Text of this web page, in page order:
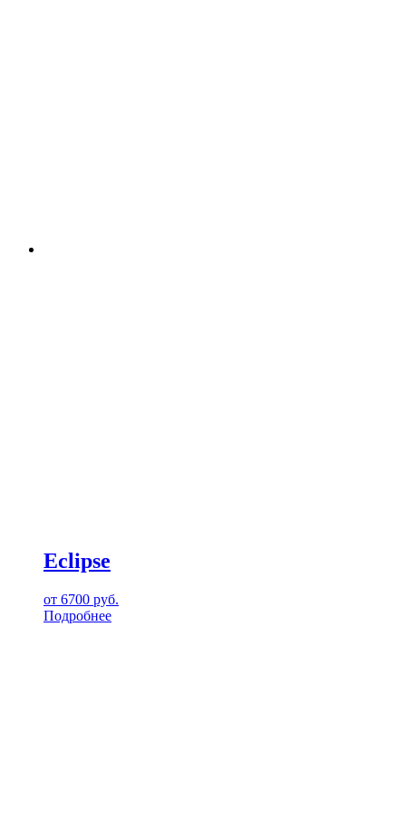
Eclipse
от 6700 руб.
Подробнее